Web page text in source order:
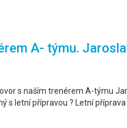
A- týmu.
s naším trenérem A-týmu
s letní přípravou ? Letní